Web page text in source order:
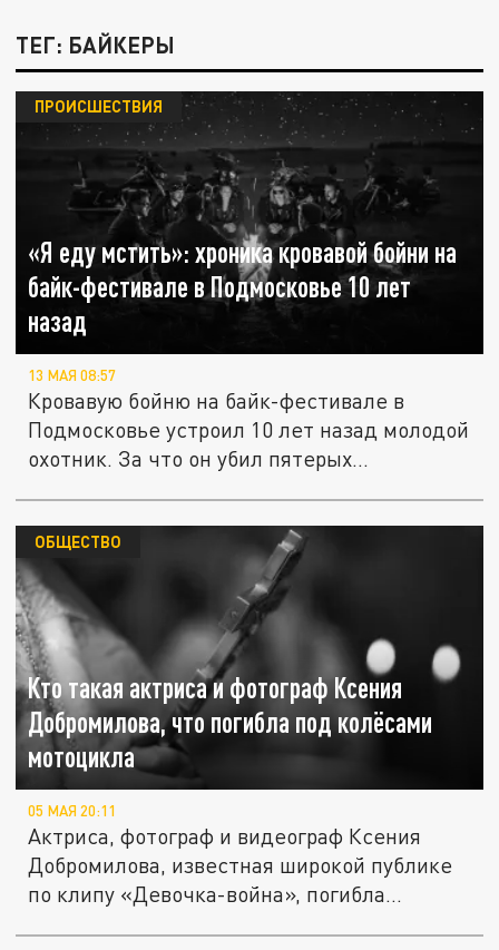
ТЕГ: БАЙКЕРЫ
«Я еду мстить»: хроника кровавой бойни на
байк-фестивале в Подмосковье 10 лет
назад
ПРОИСШЕСТВИЯ
13 МАЯ 08:57
Кровавую бойню на байк-фестивале в
Подмосковье устроил 10 лет назад молодой
охотник. За что он убил пятерых...
Кто такая актриса и фотограф Ксения
Добромилова, что погибла под колёсами
мотоцикла
ОБЩЕСТВО
05 МАЯ 20:11
Актриса, фотограф и видеограф Ксения
Добромилова, известная широкой публике
по клипу «Девочка-война», погибла...